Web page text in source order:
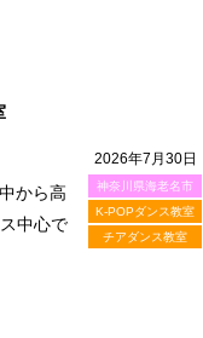
2026年7月30日
神奈川県海老名市
K-POPダンス教室
チアダンス教室
から高
中心で